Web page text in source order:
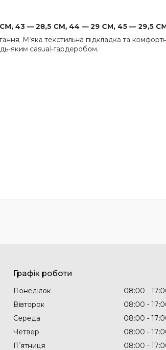
43 — 28,5 СМ, 44 — 29 СМ, 45 — 29,5
М’яка текстильна підкладка та
яким casual-гардеробом.
Графік роботи
Понеділок 08:00
Вівторок
08:00
Середа
08:00
Четвер
08:00
Пʼятниця
08:00